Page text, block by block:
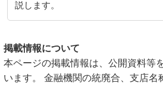
説します。
掲載情報について
本ページの掲載情報は、公開資料等
います。 金融機関の統廃合、支店名